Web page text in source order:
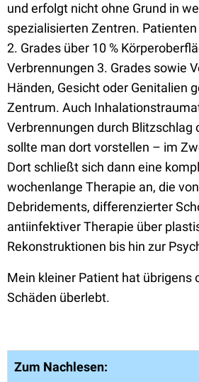
und erfolgt nicht ohne Grund in
spezialisierten Zentren.
2. Grades über 10 %
Verbrennungen 3. Grades sowie
Händen, Gesicht oder Genitalien
Zentrum. Auch
Verbrennungen durch Blitzschlag
sollte man dort vorstellen – im
Dort schließt sich dann eine
wochenlange Therapie an, die
Debridements, differenzierter
antiinfektiver Therapie über
Rekonstruktionen bis hin zur
Mein kleiner Patient hat übrigens
Schäden überlebt.
Zum Nachlesen: